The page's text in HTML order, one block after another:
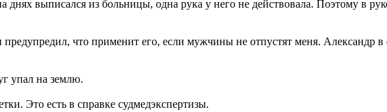
выписался из больницы, одна рука у него не действовала. Поэтому в
что применит его, если мужчины не отпустят меня. Александр в
упал на землю.
Это есть в справке судмедэкспертизы.